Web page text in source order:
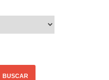
BUSCAR